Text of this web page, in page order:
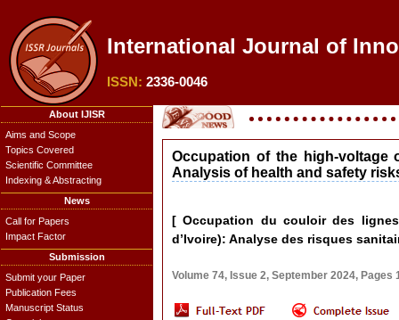
International Journal of
ISSN: 2336-0046
About IJISR
Aims and Scope
Topics Covered
Scientific Committee
Indexing & Abstracting
News
Call for Papers
Impact Factor
Submission
Submit your Paper
Publication Fees
Manuscript Status
Occupation of the high-voltage
Analysis of health and safety
[ Occupation du couloir des
d’Ivoire): Analyse des risques
Volume 74, Issue 2, September 2024, Pages